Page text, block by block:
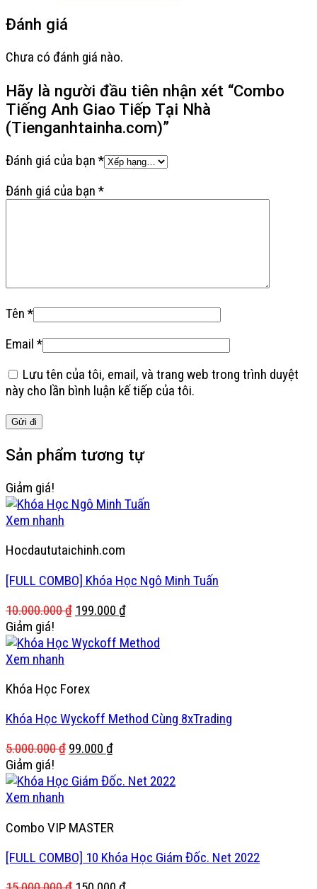
Đánh giá
Chưa có đánh giá nào.
Hãy là người đầu tiên nhận xét “Combo
Tiếng Anh Giao Tiếp Tại Nhà
(Tienganhtainha.com)”
Đánh giá của bạn *
Đánh giá của bạn *
Tên *
Email *
Lưu tên của tôi, email, và trang web trong trình duyệt
này cho lần bình luận kế tiếp của tôi.
Sản phẩm tương tự
Giảm giá!
Xem nhanh
Hocdaututaichinh.com
[FULL COMBO] Khóa Học Ngô Minh Tuấn
10.000.000₫ Giá
là:
199.000 ₫Giá
tại
Giảm giá!
Xem nhanh
Khóa Học Forex
Khóa Học Wyckoff Method Cùng 8xTrading
5.000.000₫ Giá
là:
99.000 ₫Giá
tại
Giảm giá!
Xem nhanh
Combo VIP MASTER
[FULL COMBO] 10 Khóa Học Giám Đốc. Net 2022